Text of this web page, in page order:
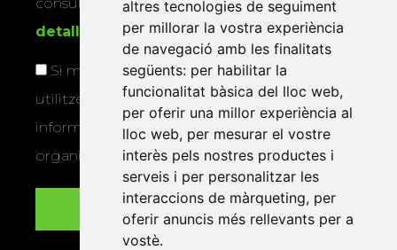
altres tecnologies de seguiment
per millorar la vostra experiència
de navegació amb les finalitats
següents: per habilitar la
funcionalitat bàsica del lloc web,
per oferir una millor experiència al
lloc web, per mesurar el vostre
interès pels nostres productes i
serveis i per personalitzar les
interaccions de màrqueting, per
oferir anuncis més rellevants per a
vostè.
consultar la
informació addicional i
detallada sobre protecció de dades.
Si marqueu aquesta casella, consentiu que
utilitzem les vostres dades per a enviar-vos
informació sobre els actes i activitats que
organitza la Xarxa Vives.